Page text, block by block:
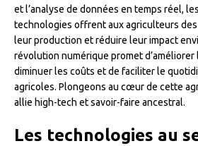
et l’analyse de données en temps réel,
technologies offrent aux agriculteurs
leur production et réduire leur impact
révolution numérique promet d’améliorer
diminuer les coûts et de faciliter le
agricoles. Plongeons au cœur de cette
allie high-tech et savoir-faire ancestral.
Les technologies au